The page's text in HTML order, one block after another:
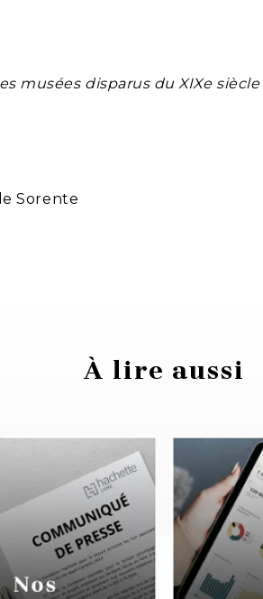
musées disparus du XIXe siècle
Sorente
À lire aussi